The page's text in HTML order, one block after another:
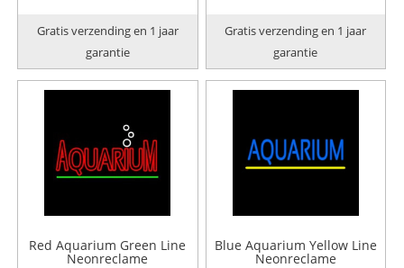
Gratis verzending en 1 jaar
garantie
Gratis verzending en 1 jaar
garantie
Red Aquarium Green Line
Neonreclame
Blue Aquarium Yellow Line
Neonreclame